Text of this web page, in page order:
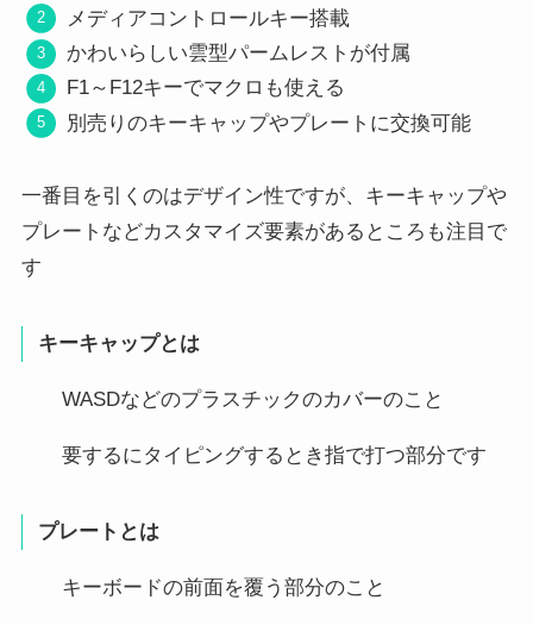
メディアコントロールキー搭載
かわいらしい雲型パームレストが付属
F1～F12キーでマクロも使える
別売りのキーキャップやプレートに交換可能
一番目を引くのはデザイン性ですが、キーキャップや
プレートなどカスタマイズ要素があるところも注目で
す
キーキャップとは
WASDなどのプラスチックのカバーのこと
要するにタイピングするとき指で打つ部分です
プレートとは
キーボードの前面を覆う部分のこと